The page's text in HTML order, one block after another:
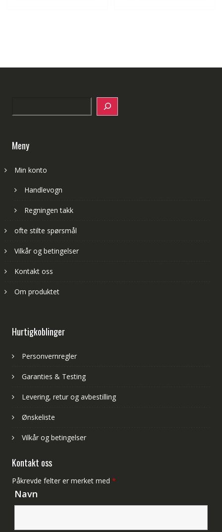
Meny
Min konto
Handlevogn
Regningen takk
ofte stilte spørsmål
Vilkår og betingelser
Kontakt oss
Om produktet
Hurtigkoblinger
Personvernregler
Garanties & Testing
Levering, retur og avbestilling
Ønskeliste
Vilkår og betingelser
Kontakt oss
Påkrevde felter er merket med *
Navn